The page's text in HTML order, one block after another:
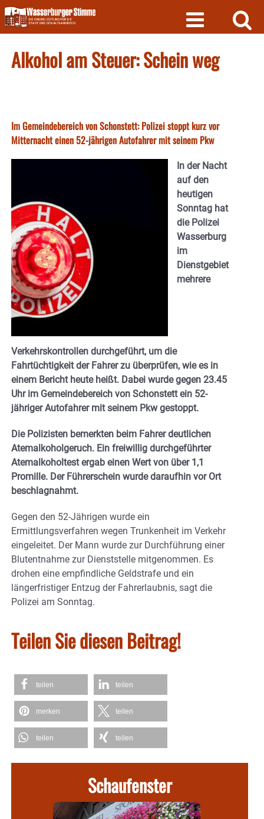
Skip
to
content
Alkohol am Steuer: Schein weg
Im Gemeindebereich von Schonstett: Polizei stoppt kurz vor
Mitternacht einen 52-jährigen Autofahrer mit seinem Pkw
In der Nacht
auf den
heutigen
Sonntag hat
die Polizei
Wasserburg
im
Dienstgebiet
mehrere
Verkehrskontrollen durchgeführt, um die
Fahrtüchtigkeit der Fahrer zu überprüfen, wie es in
einem Bericht heute heißt. Dabei wurde gegen 23.45
Uhr im Gemeindebereich von Schonstett ein 52-
jähriger Autofahrer mit seinem Pkw gestoppt.
Die Polizisten bemerkten beim Fahrer deutlichen
Atemalkoholgeruch. Ein freiwillig durchgeführter
Atemalkoholtest ergab einen Wert von über 1,1
Promille. Der Führerschein wurde daraufhin vor Ort
beschlagnahmt.
Gegen den 52-Jährigen wurde ein
Ermittlungsverfahren wegen Trunkenheit im Verkehr
eingeleitet. Der Mann wurde zur Durchführung einer
Blutentnahme zur Dienststelle mitgenommen. Es
drohen eine empfindliche Geldstrafe und ein
längerfristiger Entzug der Fahrerlaubnis, sagt die
Polizei am Sonntag.
Teilen Sie diesen Beitrag!
teilen teilen
merken teilen
teilen teilen
Schaufenster